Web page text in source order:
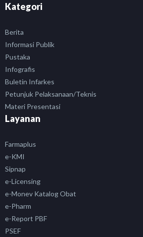
Kategori
Berita
Informasi Publik
Pustaka
Infografis
Buletin Infarkes
Petunjuk Pelaksanaan/Teknis
Materi Presentasi
Layanan
Farmaplus
e-KMI
Sipnap
e-Licensing
e-Monev Katalog Obat
e-Pharm
e-Report PBF
PSEF